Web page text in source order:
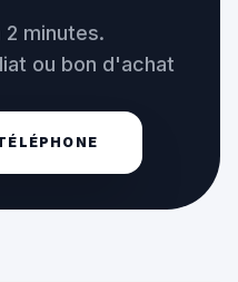
minutes.
ou bon d'achat